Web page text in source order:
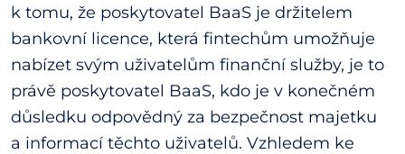
k tomu, že poskytovatel BaaS je držitelem
bankovní licence, která fintechům umožňuje
nabízet svým uživatelům finanční služby, je to
právě poskytovatel BaaS, kdo je v konečném
důsledku odpovědný za bezpečnost majetku
a informací těchto uživatelů. Vzhledem ke